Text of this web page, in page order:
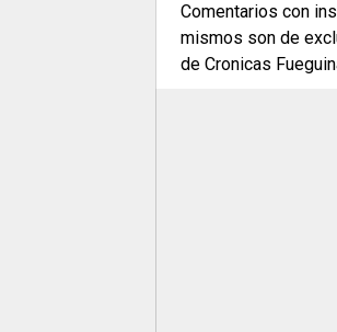
Comentarios con
mismos son de
de Cronicas